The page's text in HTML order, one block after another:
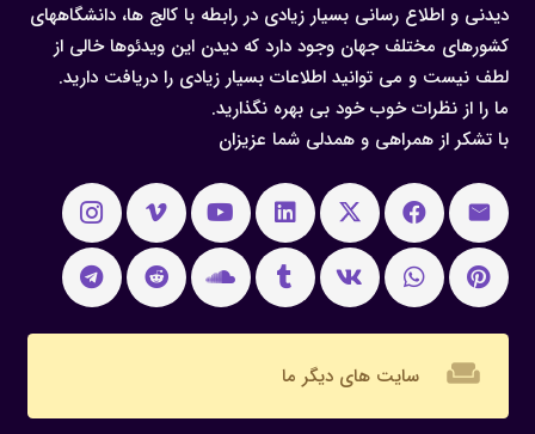
دیدنی و اطلاع رسانی بسیار زیادی در رابطه با کالج ها، دانشگاههای
کشورهای مختلف جهان وجود دارد که دیدن این ویدئوها خالی از
لطف نیست و می توانید اطلاعات بسیار زیادی را دریافت دارید.
ما را از نظرات خوب خود بی بهره نگذارید.
با تشکر از همراهی و همدلی شما عزیزان
weekend سایت های دیگر ما